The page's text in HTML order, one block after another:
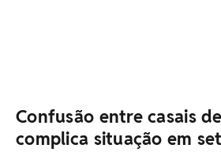
Confusão entre casais
complica situação em set